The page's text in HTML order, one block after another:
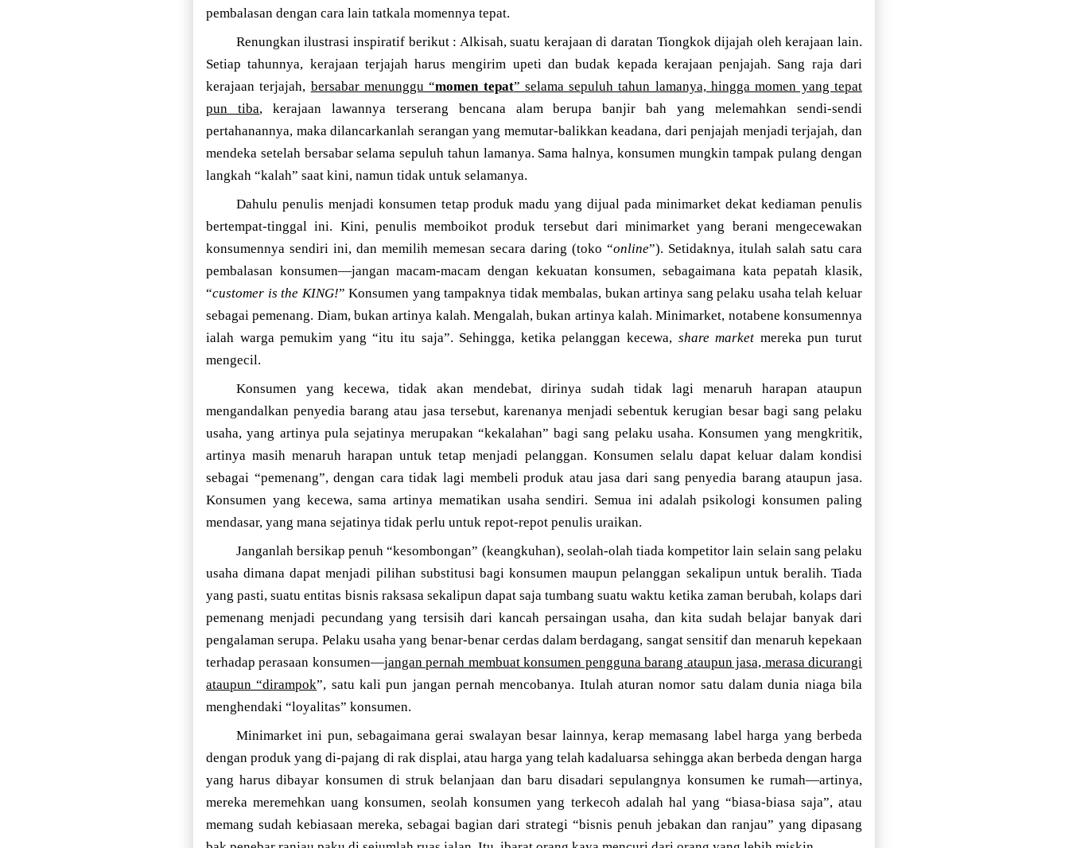
pembalasan dengan cara lain tatkala momennya tepat.
Renungkan ilustrasi inspiratif berikut : Alkisah, suatu kerajaan di daratan Tiongkok dijajah oleh kerajaan lain.
Setiap tahunnya, kerajaan terjajah harus mengirim upeti dan budak kepada kerajaan penjajah. Sang raja dari
kerajaan terjajah, bersabar menunggu “momen tepat” selama sepuluh tahun lamanya, hingga momen yang tepat
pun tiba, kerajaan lawannya terserang bencana alam berupa banjir bah yang melemahkan sendi-sendi
pertahanannya, maka dilancarkanlah serangan yang memutar-balikkan keadana, dari penjajah menjadi terjajah, dan
mendeka setelah bersabar selama sepuluh tahun lamanya. Sama halnya, konsumen mungkin tampak pulang dengan
langkah “kalah” saat kini, namun tidak untuk selamanya.
Dahulu penulis menjadi konsumen tetap produk madu yang dijual pada minimarket dekat kediaman penulis
bertempat-tinggal ini. Kini, penulis memboikot produk tersebut dari minimarket yang berani mengecewakan
konsumennya sendiri ini, dan memilih memesan secara daring (toko “online”). Setidaknya, itulah salah satu cara
pembalasan konsumen—jangan macam-macam dengan kekuatan konsumen, sebagaimana kata pepatah klasik,
“customer is the KING!” Konsumen yang tampaknya tidak membalas, bukan artinya sang pelaku usaha telah keluar
sebagai pemenang. Diam, bukan artinya kalah. Mengalah, bukan artinya kalah. Minimarket, notabene konsumennya
ialah warga pemukim yang “itu itu saja”. Sehingga, ketika pelanggan kecewa, share market mereka pun turut
mengecil.
Konsumen yang kecewa, tidak akan mendebat, dirinya sudah tidak lagi menaruh harapan ataupun
mengandalkan penyedia barang atau jasa tersebut, karenanya menjadi sebentuk kerugian besar bagi sang pelaku
usaha, yang artinya pula sejatinya merupakan “kekalahan” bagi sang pelaku usaha. Konsumen yang mengkritik,
artinya masih menaruh harapan untuk tetap menjadi pelanggan. Konsumen selalu dapat keluar dalam kondisi
sebagai “pemenang”, dengan cara tidak lagi membeli produk atau jasa dari sang penyedia barang ataupun jasa.
Konsumen yang kecewa, sama artinya mematikan usaha sendiri. Semua ini adalah psikologi konsumen paling
mendasar, yang mana sejatinya tidak perlu untuk repot-repot penulis uraikan.
Janganlah bersikap penuh “kesombongan” (keangkuhan), seolah-olah tiada kompetitor lain selain sang pelaku
usaha dimana dapat menjadi pilihan substitusi bagi konsumen maupun pelanggan sekalipun untuk beralih. Tiada
yang pasti, suatu entitas bisnis raksasa sekalipun dapat saja tumbang suatu waktu ketika zaman berubah, kolaps dari
pemenang menjadi pecundang yang tersisih dari kancah persaingan usaha, dan kita sudah belajar banyak dari
pengalaman serupa. Pelaku usaha yang benar-benar cerdas dalam berdagang, sangat sensitif dan menaruh kepekaan
terhadap perasaan konsumen—jangan pernah membuat konsumen pengguna barang ataupun jasa, merasa dicurangi
ataupun “dirampok”, satu kali pun jangan pernah mencobanya. Itulah aturan nomor satu dalam dunia niaga bila
menghendaki “loyalitas” konsumen.
Minimarket ini pun, sebagaimana gerai swalayan besar lainnya, kerap memasang label harga yang berbeda
dengan produk yang di-pajang di rak displai, atau harga yang telah kadaluarsa sehingga akan berbeda dengan harga
yang harus dibayar konsumen di struk belanjaan dan baru disadari sepulangnya konsumen ke rumah—artinya,
mereka meremehkan uang konsumen, seolah konsumen yang terkecoh adalah hal yang “biasa-biasa saja”, atau
memang sudah kebiasaan mereka, sebagai bagian dari strategi “bisnis penuh jebakan dan ranjau” yang dipasang